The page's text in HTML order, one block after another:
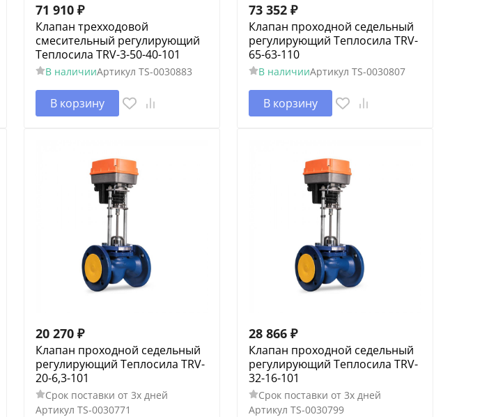
71 910 ₽
Клапан трехходовой
смесительный регулирующий
Теплосила TRV-3-50-40-101
В наличииАртикул TS-0030883
В корзину
73 352 ₽
Клапан проходной седельный
регулирующий Теплосила TRV-
65-63-110
В наличииАртикул TS-0030807
В корзину
20 270 ₽
Клапан проходной седельный
регулирующий Теплосила TRV-
20-6,3-101
Срок поставки от 3х дней
Артикул TS-0030771
28 866 ₽
Клапан проходной седельный
регулирующий Теплосила TRV-
32-16-101
Срок поставки от 3х дней
Артикул TS-0030799